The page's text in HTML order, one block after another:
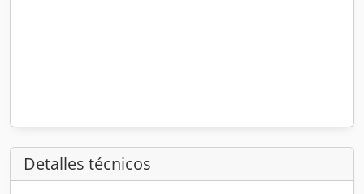
Detalles técnicos